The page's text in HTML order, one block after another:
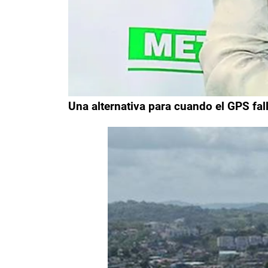
Una alternativa para cuando el GPS